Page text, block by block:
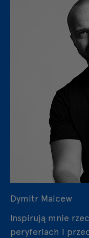
Dymitr Malcew
Inspirują mnie
peryferiach i